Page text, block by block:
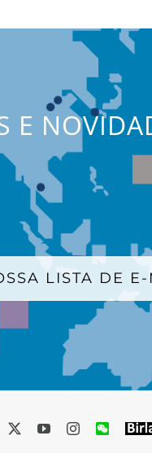
E
LISTA DE
YouTubeInstagram
WeChatBirla